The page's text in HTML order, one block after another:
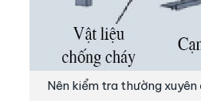
Nên kiểm tra thường